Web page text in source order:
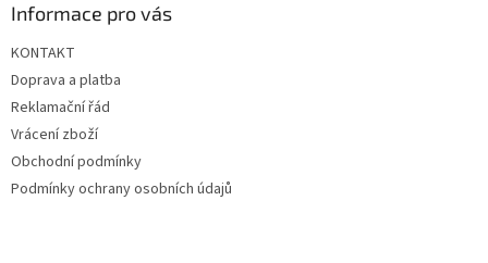
Informace pro vás
KONTAKT
Doprava a platba
Reklamační řád
Vrácení zboží
Obchodní podmínky
Podmínky ochrany osobních údajů